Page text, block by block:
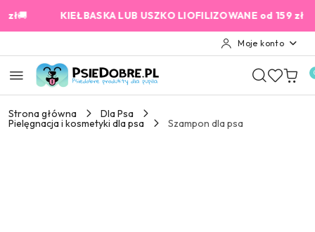
Przejdź do treści głównej
Przejdź do wyszukiwarki
Przejdź do moje konto
Przejdź do menu głównego
Przejdź do opisu produktu
Przejdź do stopki
🚚 KIEŁBASKA LUB USZKO LIOFILIZOWANE od 159 zł
Moje konto
Strona główna Dla Psa
Pielęgnacja i kosmetyki dla psa Szampon dla psa